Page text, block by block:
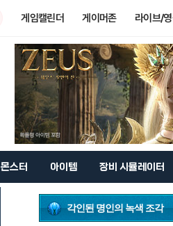
게임캘린더 게이머존 라이브/
몬스터 아이템 장비 시뮬레이터
각인된 명인의 녹색 조각